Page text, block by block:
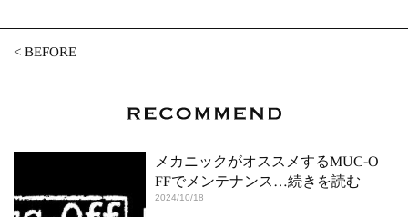
<BEFORE
メカニックがオススメするMUC-O
FFでメンテナンス …続きを読む
2024/10/18